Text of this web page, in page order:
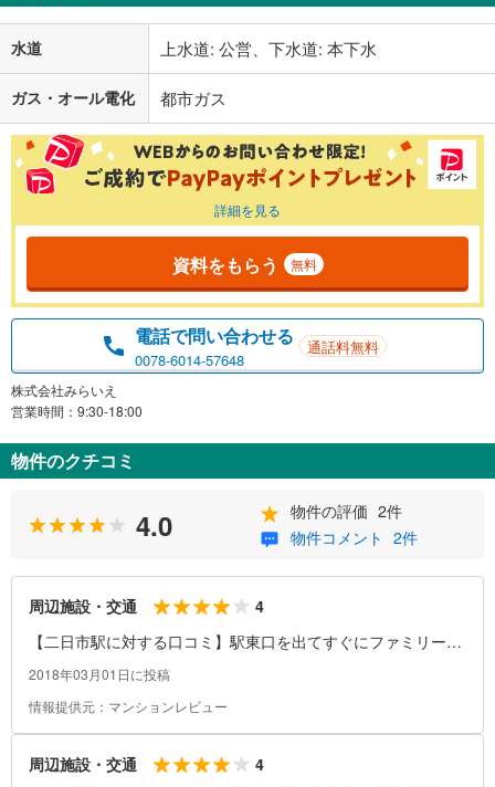
水道 上水道: 公営、下水道: 本下水
ガス・オール電化 都市ガス
詳細を見る
資料をもらう 無料
電話で問い合わせる
0078-6014-57648
通話料無料
株式会社みらいえ
営業時間：9:30-18:00
物件のクチコミ
4.0 物件の評価 2件
物件コメント 2件
周辺施設・交通
4
【二日市駅に対する口コミ】駅東口を出てすぐにファミリーマ
ート、さらに南に300メートルほどでディスカウントドラッグ
便利です。筑紫野市役所も駅から北に500メートルの場所にあ
り、行政手続きなどもできます。
2018年03月01日に投稿
情報提供元：マンションレビュー
周辺施設・交通
4